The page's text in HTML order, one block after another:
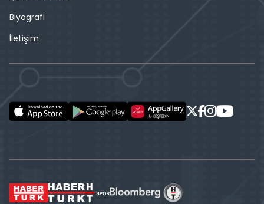
Biyografi
İletişim